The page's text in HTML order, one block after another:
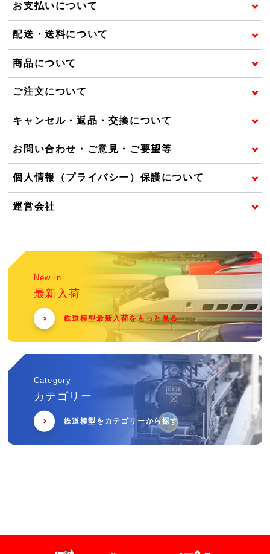
お支払いについて
配送・送料について
商品について
ご注文について
キャンセル・返品・交換について
お問い合わせ・ご意見・ご要望等
個人情報（プライバシー）保護について
運営会社
New in
最新入荷
鉄道模型最新入荷をもっと見る
Category
カテゴリー
鉄道模型をカテゴリーから探す